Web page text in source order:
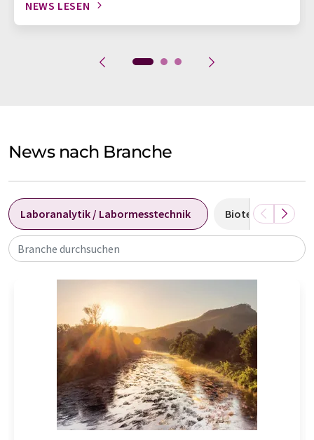
NEWS LESEN
News nach Branche
Laboranalytik / Labormesstechnik Biotechnologie
Branche durchsuchen